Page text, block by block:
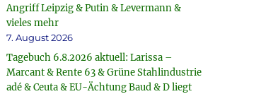
Angriff Leipzig & Putin & Levermann &
vieles mehr
7. August 2026
Tagebuch 6.8.2026 aktuell: Larissa –
Marcant & Rente 63 & Grüne Stahlindustrie
adé & Ceuta & EU-Ächtung Baud & D liegt